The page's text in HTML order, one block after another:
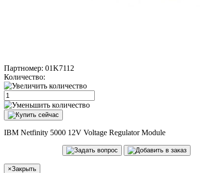
Партномер: 01K7112
Количество:
IBM Netfinity 5000 12V Voltage Regulator Module
×Закрыть